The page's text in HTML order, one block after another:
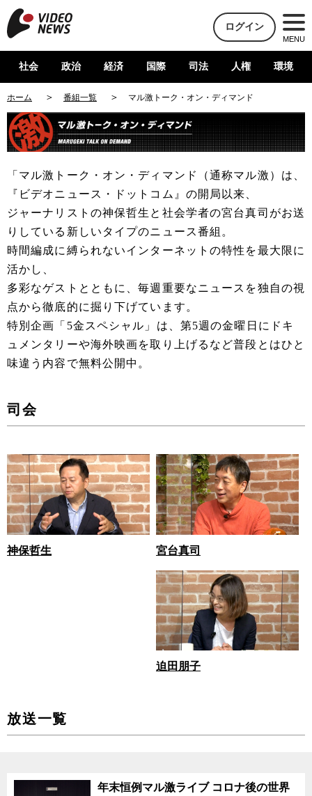
ログイン
MENU
社会 政治 経済 国際 司法 人権 環境
ホーム 番組一覧 マル激トーク・オン・ディマンド
「マル激トーク・オン・ディマンド（通称マル激）は、
『ビデオニュース・ドットコム』の開局以来、
ジャーナリストの神保哲生と社会学者の宮台真司がお送
りしている新しいタイプのニュース番組。
時間編成に縛られないインターネットの特性を最大限に
活かし、
多彩なゲストとともに、毎週重要なニュースを独自の視
点から徹底的に掘り下げています。
特別企画「5金スペシャル」は、第5週の金曜日にドキ
ュメンタリーや海外映画を取り上げるなど普段とはひと
味違う内容で無料公開中。
司会
神保哲生 宮台真司
迫田朋子
放送一覧
年末恒例マル激ライブ コロナ後の世界